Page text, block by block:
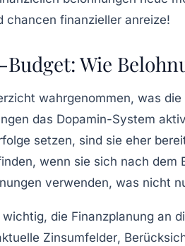
Wie
wahrgenommen, was
das Dopamin-System
setzen, sind sie eher
wenn sie sich nach
verwenden, was nicht
wichtig, die Finanzplanung an
Zinsumfelder,